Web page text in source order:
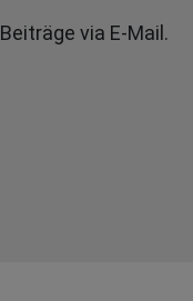
via E-Mail.